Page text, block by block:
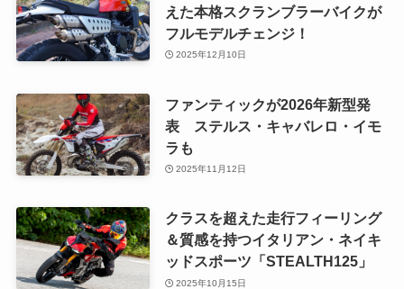
えた本格スクランブラーバイクが
フルモデルチェンジ！
2025年12月10日
ファンティックが2026年新型発
表 ステルス・キャバレロ・イモ
ラも
2025年11月12日
クラスを超えた走行フィーリング
＆質感を持つイタリアン・ネイキ
ッドスポーツ「STEALTH125」
2025年10月15日